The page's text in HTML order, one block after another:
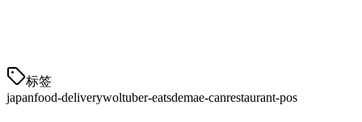
标签
japanfood-deliverywoltuber-eatsdemae-canrestaurant-pos